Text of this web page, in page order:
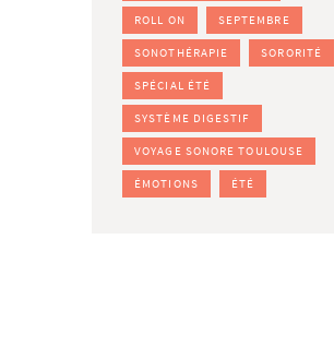
ROLL ON SEPTEMBRE
SONOTHÉRAPIE SORORITÉ
SPÉCIAL ÉTÉ
SYSTÈME DIGESTIF
VOYAGE SONORE TOULOUSE
ÉMOTIONS ÉTÉ